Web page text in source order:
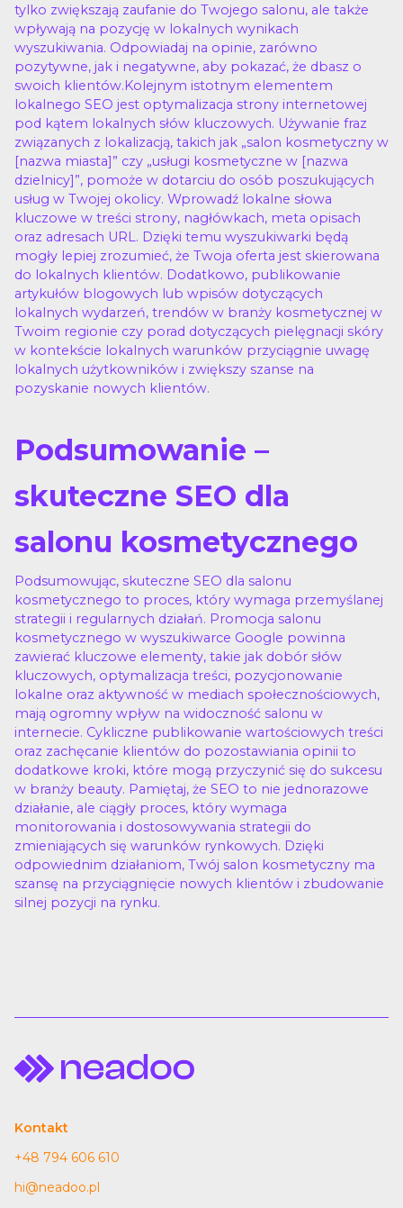
tylko zwiększają zaufanie do Twojego salonu, ale także
wpływają na pozycję w lokalnych wynikach
wyszukiwania. Odpowiadaj na opinie, zarówno
pozytywne, jak i negatywne, aby pokazać, że dbasz o
swoich klientów.Kolejnym istotnym elementem
lokalnego SEO jest optymalizacja strony internetowej
pod kątem lokalnych słów kluczowych. Używanie fraz
związanych z lokalizacją, takich jak „salon kosmetyczny w
[nazwa miasta]” czy „usługi kosmetyczne w [nazwa
dzielnicy]”, pomoże w dotarciu do osób poszukujących
usług w Twojej okolicy. Wprowadź lokalne słowa
kluczowe w treści strony, nagłówkach, meta opisach
oraz adresach URL. Dzięki temu wyszukiwarki będą
mogły lepiej zrozumieć, że Twoja oferta jest skierowana
do lokalnych klientów. Dodatkowo, publikowanie
artykułów blogowych lub wpisów dotyczących
lokalnych wydarzeń, trendów w branży kosmetycznej w
Twoim regionie czy porad dotyczących pielęgnacji skóry
w kontekście lokalnych warunków przyciągnie uwagę
lokalnych użytkowników i zwiększy szanse na
pozyskanie nowych klientów.
Podsumowanie –
skuteczne SEO dla
salonu kosmetycznego
Podsumowując, skuteczne SEO dla salonu
kosmetycznego to proces, który wymaga przemyślanej
strategii i regularnych działań. Promocja salonu
kosmetycznego w wyszukiwarce Google powinna
zawierać kluczowe elementy, takie jak dobór słów
kluczowych, optymalizacja treści, pozycjonowanie
lokalne oraz aktywność w mediach społecznościowych,
mają ogromny wpływ na widoczność salonu w
internecie. Cykliczne publikowanie wartościowych treści
oraz zachęcanie klientów do pozostawiania opinii to
dodatkowe kroki, które mogą przyczynić się do sukcesu
w branży beauty. Pamiętaj, że SEO to nie jednorazowe
działanie, ale ciągły proces, który wymaga
monitorowania i dostosowywania strategii do
zmieniających się warunków rynkowych. Dzięki
odpowiednim działaniom, Twój salon kosmetyczny ma
szansę na przyciągnięcie nowych klientów i zbudowanie
silnej pozycji na rynku.
Kontakt
+48 794 606 610
hi@neadoo.pl